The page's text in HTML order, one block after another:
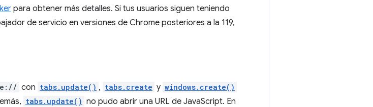
para obtener más detalles. Si tus usuarios siguen teniendo
de servicio en versiones de Chrome posteriores a la 119,
con tabs.update() , tabs.create y windows.create()
tabs.update() no pudo abrir una URL de JavaScript. En